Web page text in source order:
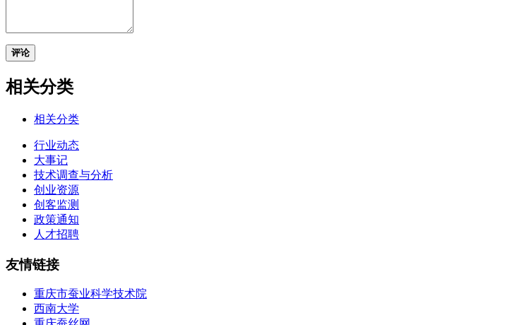
评论
相关分类
相关分类
行业动态
大事记
技术调查与分析
创业资源
创客监测
政策通知
人才招聘
友情链接
重庆市蚕业科学技术院
西南大学